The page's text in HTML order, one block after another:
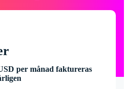
per månad faktureras